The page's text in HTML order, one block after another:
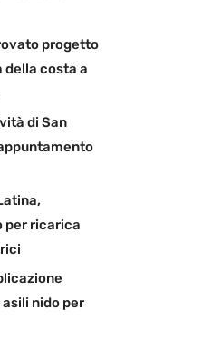
progetto
della costa a
di San
per ricarica
nido per